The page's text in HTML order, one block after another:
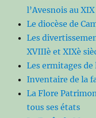
l’Avesnois au
Le diocèse de
Les
XVIIIè et XIXè
Les ermitages de
Inventaire de la
La Flore
tous ses états